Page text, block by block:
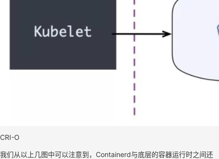
CRI-O
我们从以上几图中可以注意到，Containerd与底层的容器运行时之间还